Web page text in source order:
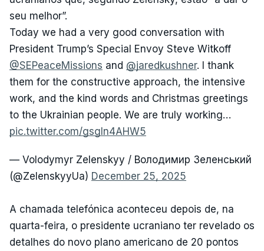
seu melhor”.
Today we had a very good conversation with
President Trump’s Special Envoy Steve Witkoff
@SEPeaceMissions and @jaredkushner. I thank
them for the constructive approach, the intensive
work, and the kind words and Christmas greetings
to the Ukrainian people. We are truly working…
pic.twitter.com/gsgIn4AHW5
— Volodymyr Zelenskyy / Володимир Зеленський
(@ZelenskyyUa) December 25, 2025
A chamada telefónica aconteceu depois de, na
quarta-feira, o presidente ucraniano ter revelado os
detalhes do novo plano americano de 20 pontos